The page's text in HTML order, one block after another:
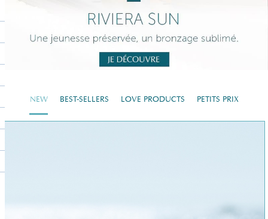
NEW BEST-SELLERS LOVE PRODUCTS PETITS PRIX